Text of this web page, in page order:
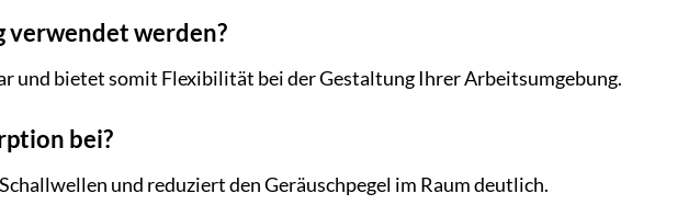
verwendet werden?
und bietet somit Flexibilität bei der Gestaltung Ihrer Arbeitsumgebung.
bei?
und reduziert den Geräuschpegel im Raum deutlich.